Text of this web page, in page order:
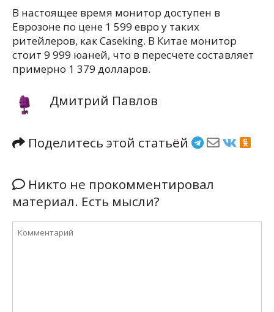
В настоящее время монитор доступен в
Еврозоне по цене 1 599 евро у таких
ритейлеров, как Caseking. В Китае монитор
стоит 9 999 юаней, что в пересчете составляет
примерно 1 379 долларов.
Дмитрий Павлов
Поделитесь этой статьёй
Никто не прокомментировал
материал. Есть мысли?